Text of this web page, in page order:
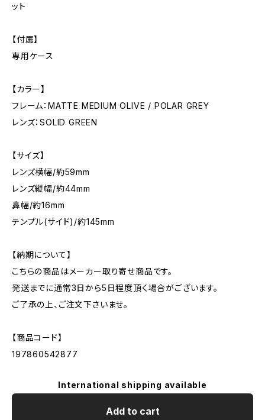
ット
【付属】
専用ケース
【カラー】
フレーム：MATTE MEDIUM OLIVE / POLAR GREY
レンズ：SOLID GREEN
【サイズ】
レンズ横幅/約59mm
レンズ縦幅/約44mm
鼻幅/約16mm
テンプル(サイド)/約145mm
【納期について】
こちらの商品はメーカー取り寄せ商品です。
発送までに通常3日から5日程度頂く場合がございます。
ご了承の上、ご注文下さいませ。
【商品コード】
197860542877
International shipping available
Add to cart